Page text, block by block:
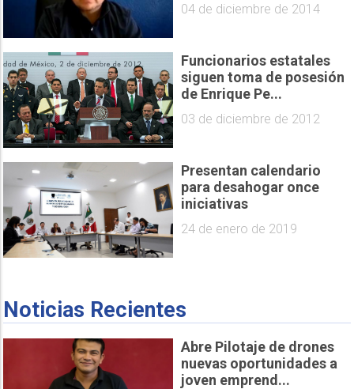
04 de diciembre de 2014
Funcionarios estatales
siguen toma de posesión
de Enrique Pe...
03 de diciembre de 2012
Presentan calendario
para desahogar once
iniciativas
24 de enero de 2019
Noticias Recientes
Abre Pilotaje de drones
nuevas oportunidades a
joven emprend...